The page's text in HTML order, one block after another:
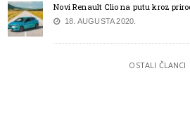
Novi Renault Clio na putu kroz
18. AUGUSTA 2020.
OSTALI ČLANCI